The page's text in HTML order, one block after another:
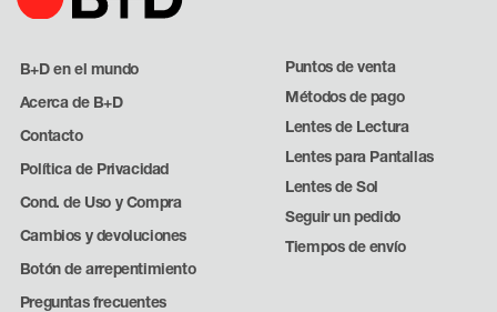
B+D en el mundo
Acerca de B+D
Contacto
Política de Privacidad
Cond. de Uso y Compra
Cambios y devoluciones
Botón de arrepentimiento
Preguntas frecuentes
Puntos de venta
Métodos de pago
Lentes de Lectura
Lentes para Pantallas
Lentes de Sol
Seguir un pedido
Tiempos de envío